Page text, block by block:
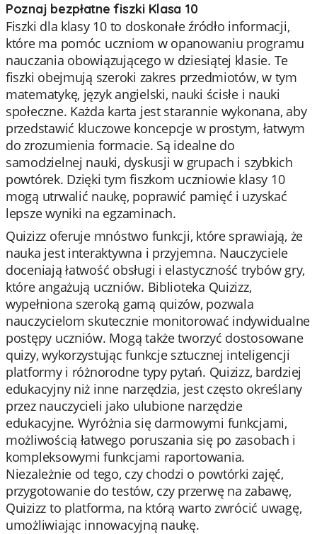
Poznaj bezpłatne fiszki Klasa 10
Fiszki dla klasy 10 to doskonałe źródło informacji,
które ma pomóc uczniom w opanowaniu programu
nauczania obowiązującego w dziesiątej klasie. Te
fiszki obejmują szeroki zakres przedmiotów, w tym
matematykę, język angielski, nauki ścisłe i nauki
społeczne. Każda karta jest starannie wykonana, aby
przedstawić kluczowe koncepcje w prostym, łatwym
do zrozumienia formacie. Są idealne do
samodzielnej nauki, dyskusji w grupach i szybkich
powtórek. Dzięki tym fiszkom uczniowie klasy 10
mogą utrwalić naukę, poprawić pamięć i uzyskać
lepsze wyniki na egzaminach.
Quizizz oferuje mnóstwo funkcji, które sprawiają, że
nauka jest interaktywna i przyjemna. Nauczyciele
doceniają łatwość obsługi i elastyczność trybów gry,
które angażują uczniów. Biblioteka Quizizz,
wypełniona szeroką gamą quizów, pozwala
nauczycielom skutecznie monitorować indywidualne
postępy uczniów. Mogą także tworzyć dostosowane
quizy, wykorzystując funkcje sztucznej inteligencji
platformy i różnorodne typy pytań. Quizizz, bardziej
edukacyjny niż inne narzędzia, jest często określany
przez nauczycieli jako ulubione narzędzie
edukacyjne. Wyróżnia się darmowymi funkcjami,
możliwością łatwego poruszania się po zasobach i
kompleksowymi funkcjami raportowania.
Niezależnie od tego, czy chodzi o powtórki zajęć,
przygotowanie do testów, czy przerwę na zabawę,
Quizizz to platforma, na którą warto zwrócić uwagę,
umożliwiając innowacyjną naukę.